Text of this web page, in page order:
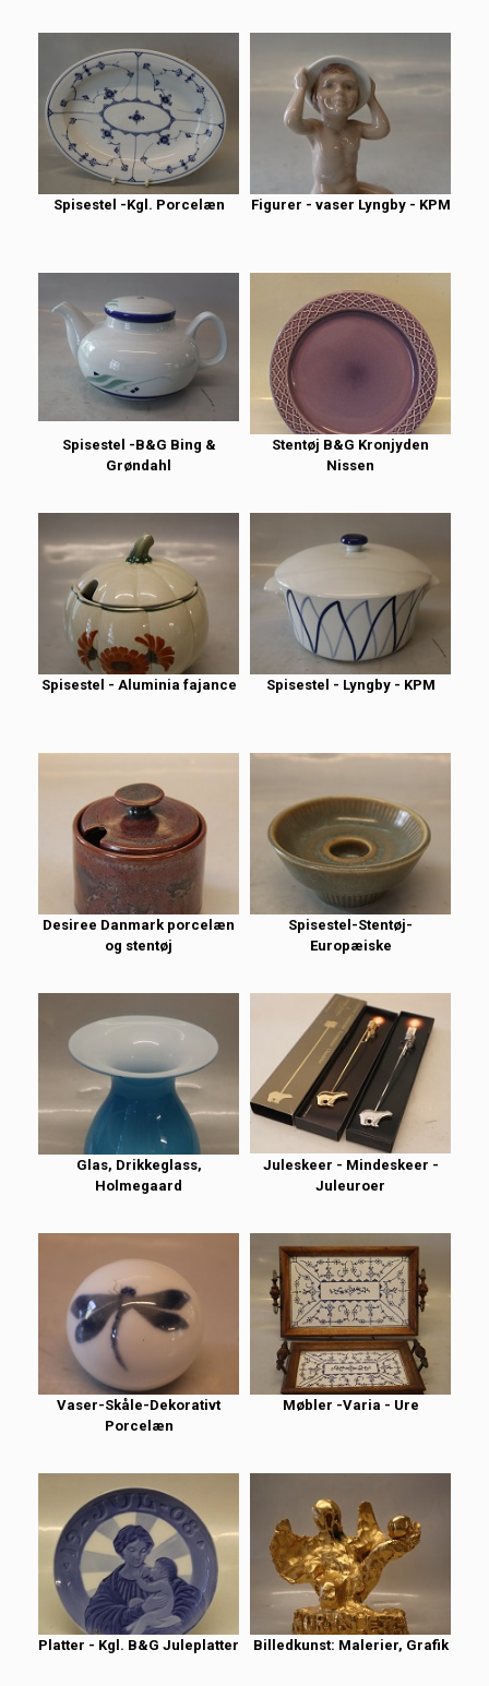
Spisestel -Kgl. Porcelæn Figurer - vaser Lyngby - KPM
Spisestel -B&G Bing &
Grøndahl
Stentøj B&G Kronjyden
Nissen
Spisestel - Aluminia fajance Spisestel - Lyngby - KPM
Desiree Danmark porcelæn
og stentøj
Spisestel-Stentøj-
Europæiske
Glas, Drikkeglass,
Holmegaard
Juleskeer - Mindeskeer -
Juleuroer
Vaser-Skåle-Dekorativt
Porcelæn
Møbler -Varia - Ure
Platter - Kgl. B&G Juleplatter Billedkunst: Malerier, Grafik